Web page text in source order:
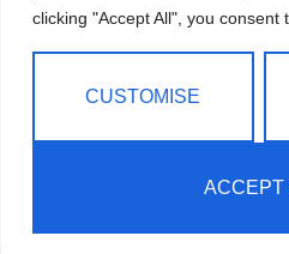
clicking "Accept All", you consent
CUSTOMISE
ACCEPT